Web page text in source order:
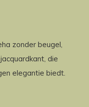
zonder beugel,
die
elegantie biedt.